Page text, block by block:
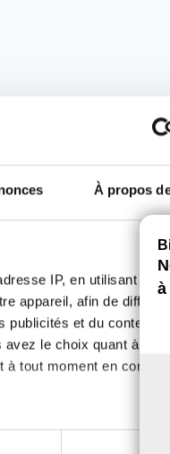
À propos
IP, en utilisant des
appareil, afin de diffuser
et du contenu,
le choix quant à
tout moment en
le